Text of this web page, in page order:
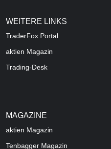
WEITERE LINKS
TraderFox Portal
aktien Magazin
Trading-Desk
MAGAZINE
aktien Magazin
Tenbagger Magazin